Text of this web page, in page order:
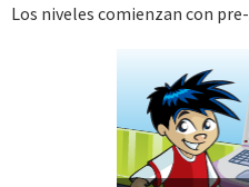
Los niveles comienzan con